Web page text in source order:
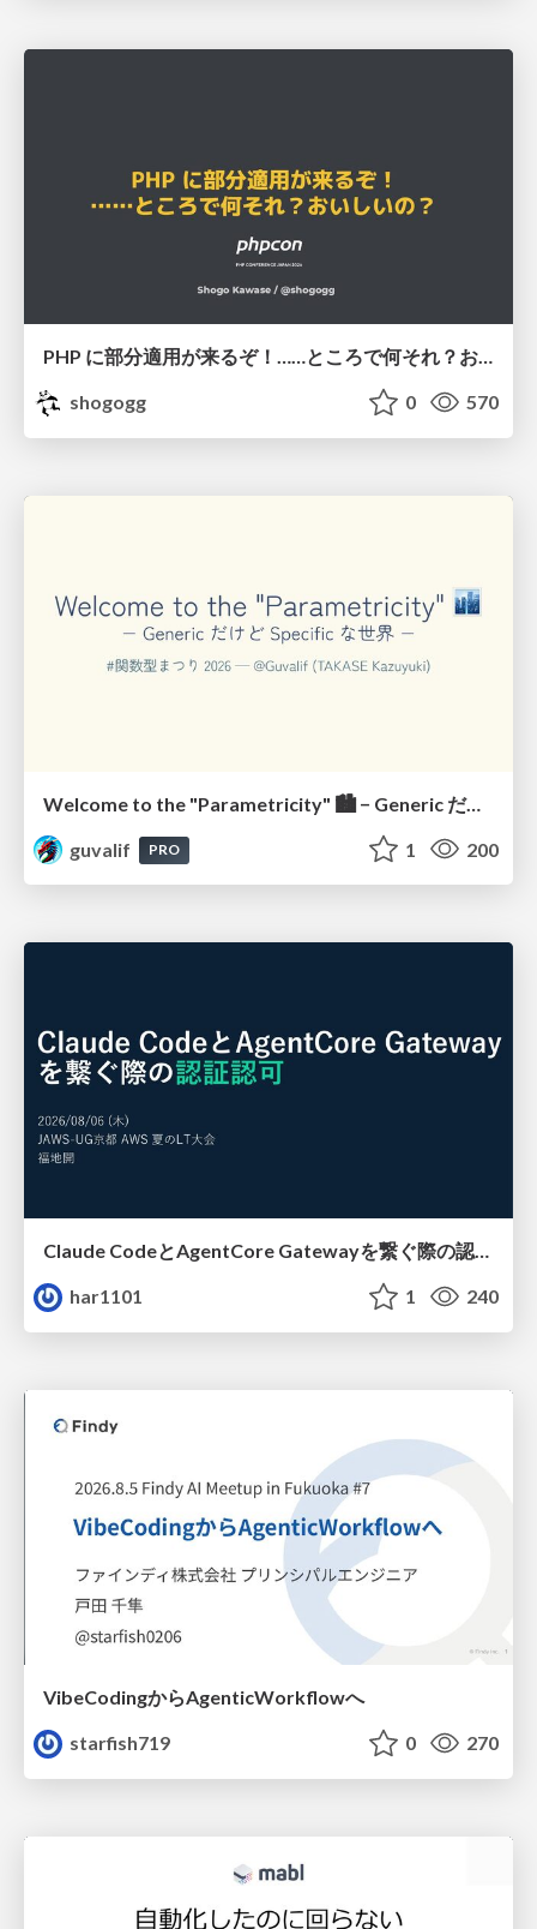
PHP に部分適用が来るぞ！……ところで何それ？おいしいの？ #phpcon / phpcon-2026
shogogg
0 570
Welcome to the "Parametricity" 🏙️ − Generic だけど Specific な世界 −
guvalif
PRO 1 200
Claude CodeとAgentCore Gatewayを繋ぐ際の認証認可 / Authentication and authorization when connecting Claude Code with AgentCore Gateway
har1101
1 240
VibeCodingからAgenticWorkflowへ
starfish719
0 270